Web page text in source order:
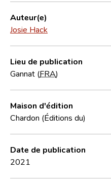
Équipe scientifique
Contact
Auteur(e)
Josie Hack
Lieu de publication
Gannat (FRA)
Maison d'édition
Chardon (Éditions du)
Date de publication
2021